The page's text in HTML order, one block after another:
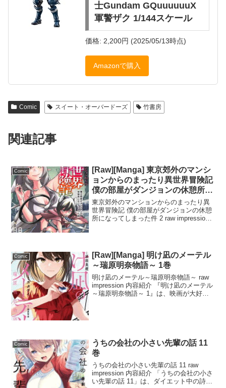
士Gundam GQuuuuuuX
軍警ザク 1/144スケール
価格: 2,200円 (2025/05/13時点)
Amazonで購入
Comic スイート・オーバードーズ 竹書房
関連記事
Comic
[Raw][Manga] 東京郊外のマンシ
ョンからのまったり異世界冒険記
僕の部屋がダンジョンの休憩所に
なってしまった件 2巻
東京郊外のマンションからのまったり異
世界冒険記 僕の部屋がダンジョンの休憩
所になってしまった件 2 raw impression
Comic
[Raw][Manga] 明け凪のメーテル
～瑞原明奈物語～ 1巻
明け凪のメーテル～瑞原明奈物語～ raw
impression 内容紹介 『明け凪のメーテル
～瑞原明奈物語～ 1』は、映画が大好き
Comic
うちの会社の小さい先輩の話 11
巻
うちの会社の小さい先輩の話 11 raw
impression 内容紹介 「うちの会社の小さ
い先輩の話 11」は、ダイエット中の詩織